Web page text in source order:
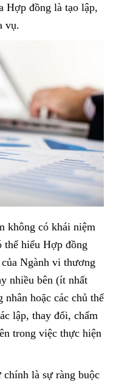
Hợp đồng là tạo lập,
vụ.
không có khái niệm
hiểu Hợp đồng
Ngành vi thương
nhiều bên (ít nhất
hoặc các chủ thể
lập, thay đổi, chấm
trong việc thực hiện
là sự ràng buộc